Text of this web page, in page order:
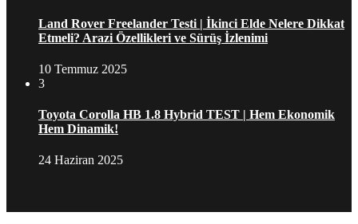
Land Rover Freelander Testi | İkinci Elde Nelere Dikkat
Etmeli? Arazi Özellikleri ve Sürüş İzlenimi
10 Temmuz 2025
3
Toyota Corolla HB 1.8 Hybrid TEST | Hem Ekonomik
Hem Dinamik!
24 Haziran 2025